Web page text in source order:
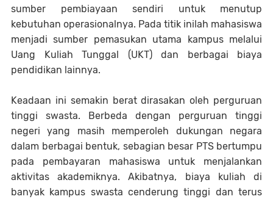
sumber pembiayaan sendiri untuk menutup
kebutuhan operasionalnya. Pada titik inilah mahasiswa
menjadi sumber pemasukan utama kampus melalui
Uang Kuliah Tunggal (UKT) dan berbagai biaya
pendidikan lainnya.
Keadaan ini semakin berat dirasakan oleh perguruan
tinggi swasta. Berbeda dengan perguruan tinggi
negeri yang masih memperoleh dukungan negara
dalam berbagai bentuk, sebagian besar PTS bertumpu
pada pembayaran mahasiswa untuk menjalankan
aktivitas akademiknya. Akibatnya, biaya kuliah di
banyak kampus swasta cenderung tinggi dan terus